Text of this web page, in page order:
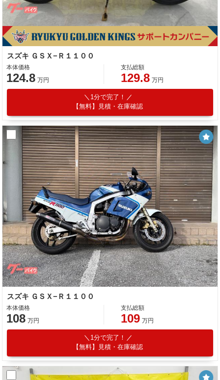
スズキ ＧＳＸ−Ｒ１１００
本体価格
124.8 万円
支払総額
129.8 万円
1分で完了！
【無料】見積・在庫確認
スズキ ＧＳＸ−Ｒ１１００
本体価格
108 万円
支払総額
109 万円
1分で完了！
【無料】見積・在庫確認